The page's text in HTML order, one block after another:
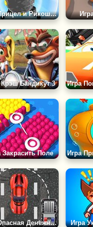
Игра Прицел и Рикошет 2
Крэш Бандикут 3
Закрасить Поле
Игра Опасная Денежная Дорога Игра